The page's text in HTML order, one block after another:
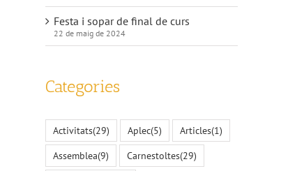
Festa i sopar de final de curs
22 de maig de 2024
Categories
Activitats(29) Aplec(5) Articles(1)
Assemblea(9) Carnestoltes(29)